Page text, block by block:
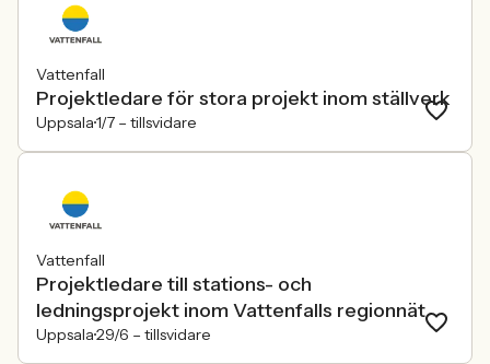
Vattenfall
Projektledare för stora projekt inom ställverk
Uppsala1/7 – tillsvidare
Vattenfall
Projektledare till stations- och
ledningsprojekt inom Vattenfalls regionnät
Uppsala29/6 – tillsvidare